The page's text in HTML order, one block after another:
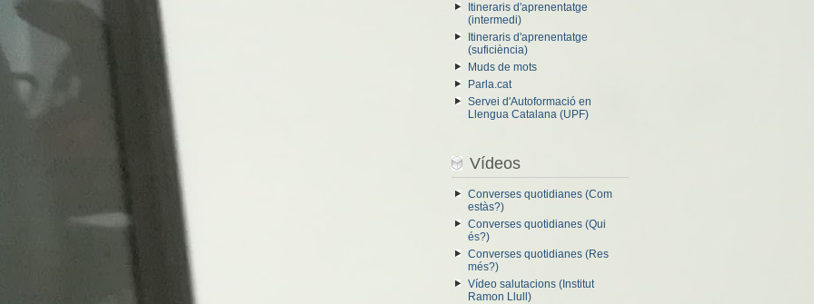
Itineraris d'aprenentatge
(intermedi)
Itineraris d'aprenentatge
(suficiència)
Muds de mots
Parla.cat
Servei d'Autoformació en
Llengua Catalana (UPF)
Vídeos
Converses quotidianes (Com
estàs?)
Converses quotidianes (Qui
és?)
Converses quotidianes (Res
més?)
Vídeo salutacions (Institut
Ramon Llull)